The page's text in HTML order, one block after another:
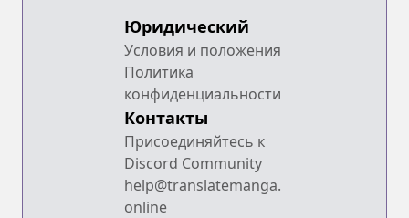
Юридический
Условия и положения
Политика
конфиденциальности
Контакты
Присоединяйтесь к
Discord Community
help@translatemanga.
online